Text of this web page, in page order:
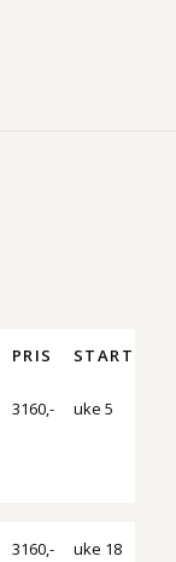
PRIS START
PRIS START
3160,- uke 5
3160,- uke 18